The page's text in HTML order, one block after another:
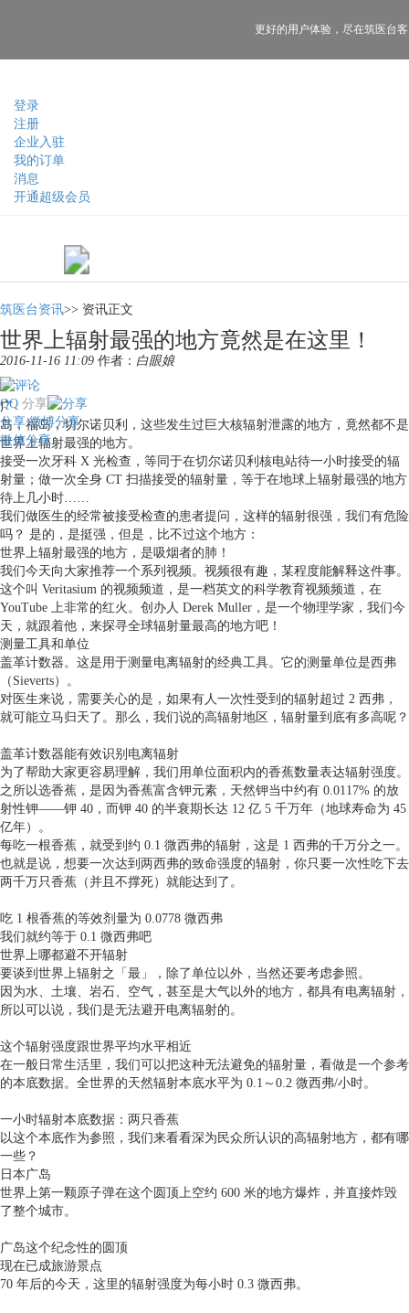
登录
注册
企业入驻
我的订单
消息
开通超级会员
更好的用户体验， 尽在筑医台
筑医台资讯>> 资讯正文
世界上辐射最强的地方竟然是在这里！
2016-11-16 11:09 作者： 白眼娘
分享
QQ
分享 微博分享
微信分享
广
岛，福岛，切尔诺贝利，这些发生过巨大核辐射泄露的地方，竟然都不是
世界上辐射最强的地方。
接受一次牙科 X 光检查，等同于在切尔诺贝利核电站待一小时接受的辐
射量；做一次全身 CT 扫描接受的辐射量，等于在地球上辐射最强的地方
待上几小时……
我们做医生的经常被接受检查的患者提问，这样的辐射很强，我们有危险
吗？ 是的，是挺强，但是，比不过这个地方：
世界上辐射最强的地方，是吸烟者的肺！
我们今天向大家推荐一个系列视频。视频很有趣，某程度能解释这件事。
这个叫 Veritasium 的视频频道，是一档英文的科学教育视频频道，在
YouTube 上非常的红火。创办人 Derek Muller，是一个物理学家，我们今
天，就跟着他，来探寻全球辐射量最高的地方吧！
测量工具和单位
盖革计数器。这是用于测量电离辐射的经典工具。它的测量单位是西弗
（Sieverts）。
对医生来说，需要关心的是，如果有人一次性受到的辐射超过 2 西弗，
就可能立马归天了。那么，我们说的高辐射地区，辐射量到底有多高呢？
盖革计数器能有效识别电离辐射
为了帮助大家更容易理解，我们用单位面积内的香蕉数量表达辐射强度。
之所以选香蕉，是因为香蕉富含钾元素，天然钾当中约有 0.0117% 的放
射性钾——钾 40，而钾 40 的半衰期长达 12 亿 5 千万年（地球寿命为 45
亿年）。
每吃一根香蕉，就受到约 0.1 微西弗的辐射，这是 1 西弗的千万分之一。
也就是说，想要一次达到两西弗的致命强度的辐射，你只要一次性吃下去
两千万只香蕉（并且不撑死）就能达到了。
吃 1 根香蕉的等效剂量为 0.0778 微西弗
我们就约等于 0.1 微西弗吧
世界上哪都避不开辐射
要谈到世界上辐射之「最」，除了单位以外，当然还要考虑参照。
因为水、土壤、岩石、空气，甚至是大气以外的地方，都具有电离辐射，
所以可以说，我们是无法避开电离辐射的。
这个辐射强度跟世界平均水平相近
在一般日常生活里，我们可以把这种无法避免的辐射量，看做是一个参考
的本底数据。全世界的天然辐射本底水平为 0.1～0.2 微西弗/小时。
一小时辐射本底数据：两只香蕉
以这个本底作为参照，我们来看看深为民众所认识的高辐射地方，都有哪
一些？
日本广岛
世界上第一颗原子弹在这个圆顶上空约 600 米的地方爆炸，并直接炸毁
了整个城市。
广岛这个纪念性的圆顶
现在已成旅游景点
70 年后的今天，这里的辐射强度为每小时 0.3 微西弗。